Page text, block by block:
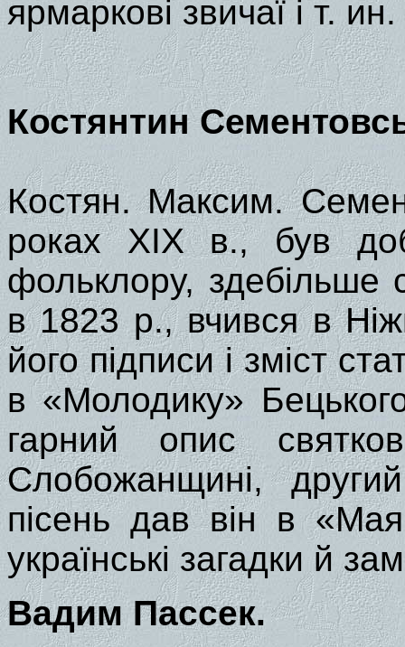
ярмаркові звичаї і т. ин.
Костянтин
Костян. Максим.
роках XIX в., був
фольклору, здебільше
в 1823 р., вчився в
його підписи і зміст
в «Молодику»
гарний опис
Слобожанщині,
пісень дав він в
українські загадки й
Вадим Пассек.